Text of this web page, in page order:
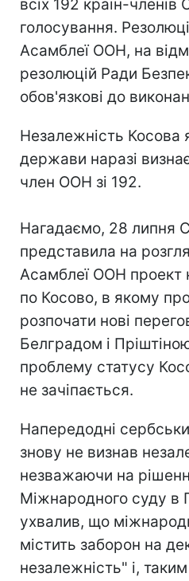
всіх 192 країн-членів
голосування.
Асамблеї ООН, на
резолюцій Ради
обов'язкові до
Незалежність Косова
держави наразі
член ООН зі 192.
Нагадаємо, 28 липня
представила на
Асамблеї ООН проект
по Косово, в якому
розпочати нові
Белградом і
проблему статусу
не зачіпається.
Напередодні
знову не визнав
незважаючи на
Міжнародного суду в
ухвалив, що
містить заборон на
незалежність" і,